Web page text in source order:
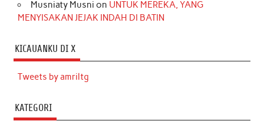
Musniaty Musni on UNTUK MEREKA, YANG
MENYISAKAN JEJAK INDAH DI BATIN
KICAUANKU DI X
Tweets by amriltg
KATEGORI